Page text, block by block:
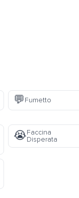
💬Fumetto
😭Faccina
Disperata